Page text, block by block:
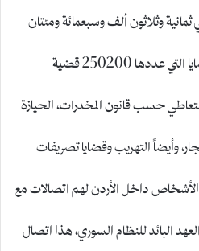
وثلاثون ألف وسبعمائة ومئتان
شخص تم ضبطهم في هذه القضايا التي عددها 250200 قضية
حسب قانون المخدرات، الحيازة
وأيضاً التهريب وقضايا تصريفات
داخل الأردن لهم اتصالات مع
البائد للنظام السوري، هذا اتصال